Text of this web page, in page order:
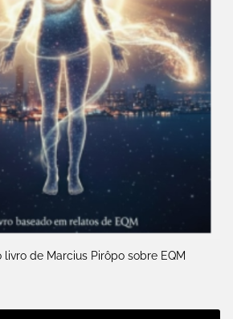
livro de Marcius Pirôpo sobre EQM